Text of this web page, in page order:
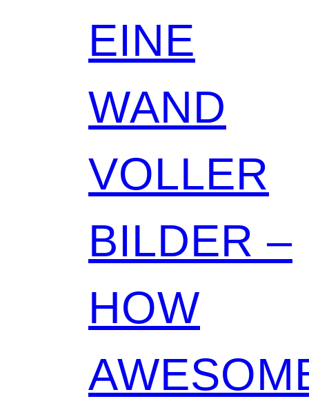
EINE
WAND
VOLLER
BILDER –
HOW